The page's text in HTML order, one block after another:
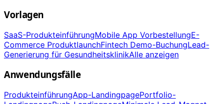
Vorlagen
SaaS-ProdukteinführungMobile App VorbestellungE-
Commerce ProduktlaunchFintech Demo-BuchungLead-
Generierung für GesundheitsklinikAlle anzeigen
Anwendungsfälle
ProdukteinführungApp-LandingpagePortfolio-